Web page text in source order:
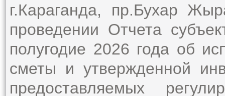
г.Караганда, пр.Бухар
проведении Отчета
полугодие 2026 года об
сметы и утвержденной
предоставляемых